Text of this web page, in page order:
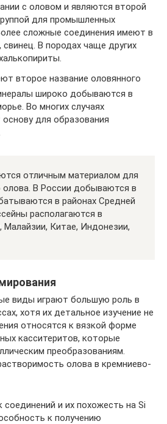
с оловом и являются второй
для промышленных
сложные соединения имеют в
В породах чаще других
второе название оловянного
широко добываются в
Во многих случаях
для образования
отличным материалом для
олова. В России добываются в
в районах Средней
располагаются в
Малайзии, Китае, Индонезии,
виды играют большую роль в
хотя их детальное изучение не
относятся к вязкой форме
касситеритов, которые
преобразованиям.
олова в кремниево-
соединений и их похожесть на Si
к получению